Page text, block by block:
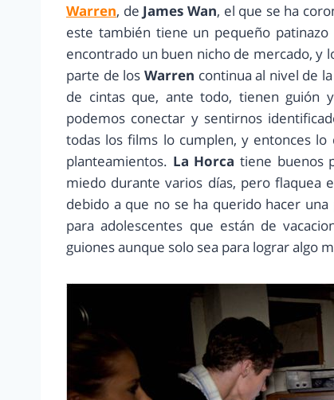
Warren, de James Wan, el que se ha
este también tiene un pequeño patinazo
encontrado un buen nicho de mercado, y
parte de los Warren continua al nivel de
de cintas que, ante todo, tienen guión
podemos conectar y sentirnos
todas los films lo cumplen, y entonces
planteamientos. La Horcatiene buenos
miedo durante varios días, pero flaquea
debido a que no se ha querido hacer
para adolescentes que están de
guiones aunque solo sea para lograr algo